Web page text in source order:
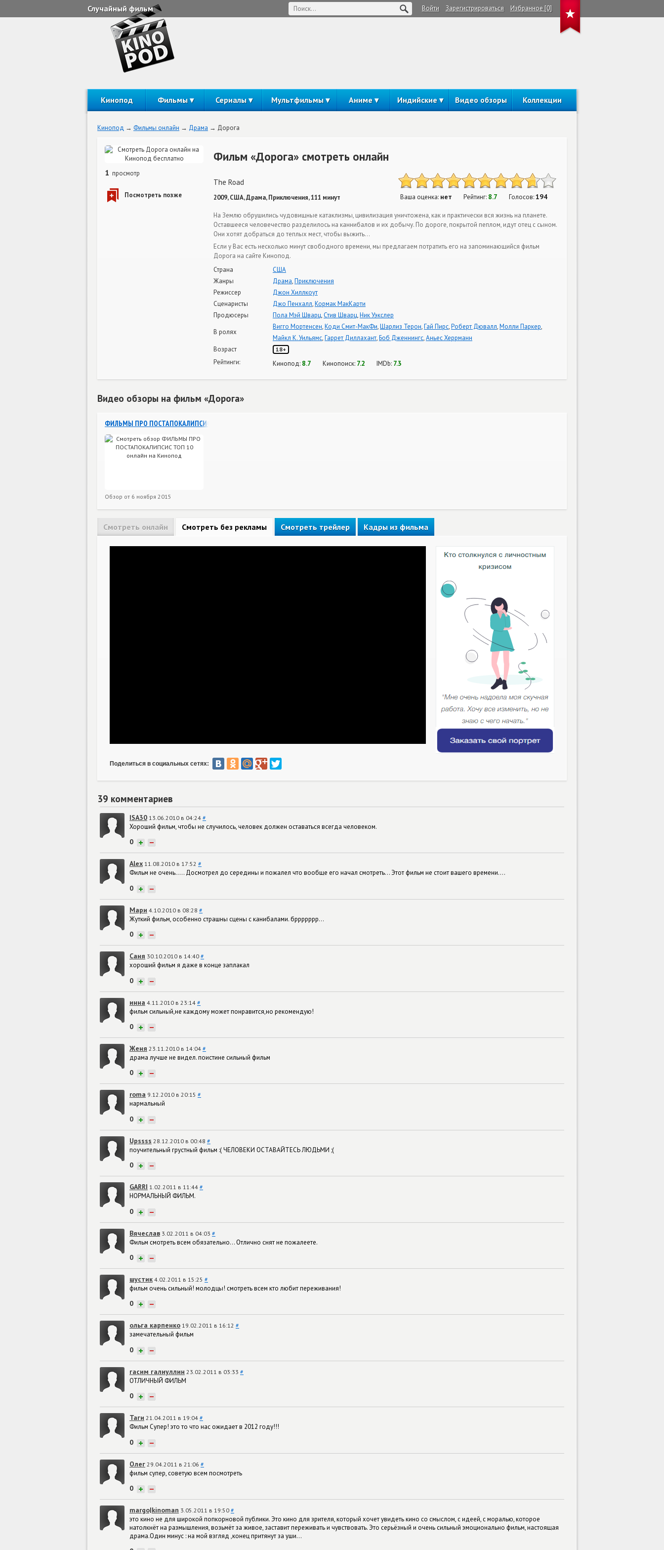
Случайный фильм Войти Зарегистрироваться Избранное [0]
Кинопод Фильмы Сериалы Мультфильмы Аниме Индийские Видео обзоры Коллекции
Кинопод Фильмы онлайн Драма Дорога
1 просмотр
Фильм «Дорога» смотреть онлайн
The Road
2009, США, Драма, Приключения, 111 минут Ваша оценка: нет Рейтинг: 8.7 Голосов:194
На Землю обрушились чудовищные катаклизмы, цивилизация уничтожена, как и практически вся жизнь на планете.
Оставшееся человечество разделилось на каннибалов и их добычу. По дороге, покрытой пеплом, идут отец с сыном.
Они хотят добраться до теплых мест, чтобы выжить…
Если у Вас есть несколько минут свободного времени, мы предлагаем потратить его на запоминающийся фильм
Дорога на сайте Кинопод.
Страна
США
Жанры
Драма,Приключения
Режиссер
Джон Хиллкоут
Сценаристы
Джо Пенхалл,Кормак МакКарти
Продюсеры
Пола Мэй Шварц,Стив Шварц,Ник Уэкслер
В ролях
Вигго Мортенсен,Коди Смит-МакФи,Шарлиз Терон,Гай Пирс,Роберт Дювалл,Молли Паркер,
Майкл К. Уильямс,Гаррет Диллахант,Боб Дженнингс,Аньес Херрманн
Возраст
18+
Рейтинги: Кинопод: 8.7 Кинопоиск: 7.2 IMDb: 7.3
Видео обзоры на фильм «Дорога»
ФИЛЬМЫ ПРО ПОСТАПОКАЛИПСИС ТОП 10
Обзор от 6 ноября 2015
Смотреть онлайн Смотреть без рекламы Смотреть трейлер Кадры из фильма
Поделиться в социальных сетях:
39 комментариев
ISA30 13.06.2010 в 04:24 #
Хороший фильм, чтобы не случилось, человек должен оставаться всегда человеком.
0 + −
Alex 11.08.2010 в 17:52 #
Фильм не очень..... Досмотрел до середины и пожалел что вообще его начал смотреть... Этот фильм не стоит вашего времени....
0 + −
Mари 4.10.2010 в 08:28 #
Жуткий фильм, особенно страшны сцены с канибалами. бррррррр...
0 + −
Саня 30.10.2010 в 14:40 #
хороший фильм я даже в конце заплакал
0 + −
инна 4.11.2010 в 23:14 #
фильм сильный,не каждому может понравится,но рекомендую!
0 + −
Женя 23.11.2010 в 14:04 #
драма лучше не видел. поистине сильный фильм
0 + −
roma 9.12.2010 в 20:15 #
нармальный
0 + −
Upssss 28.12.2010 в 00:48 #
поучительный грустный фильм :( ЧЕЛОВЕКИ ОСТАВАЙТЕСЬ ЛЮДЬМИ ;(
0 + −
GARRI 1.02.2011 в 11:44 #
НОРМАЛЬНЫЙ ФИЛЬМ.
0 + −
Вячеслав 3.02.2011 в 04:03 #
Фильм смотреть всем обязательно... Отлично снят не пожалеете.
0 + −
шустик 4.02.2011 в 15:25 #
фильм очень сильный! молодцы! смотреть всем кто любит переживания!
0 + −
ольга карпенко 19.02.2011 в 16:12 #
замечательный фильм
0 + −
гасим галиуллин 23.02.2011 в 03:33 #
ОТЛИЧНЫЙ ФИЛЬМ
0 + −
Таги 21.04.2011 в 19:04 #
Фильм Супер! это то что нас ожидает в 2012 году!!!
0 + −
Олег 29.04.2011 в 21:06 #
фильм супер, советую всем посмотреть
0 + −
margo|kinoman 3.05.2011 в 19:50 #
это кино не для широкой попкорновой публики. Это кино для зрителя, который хочет увидеть кино со смыслом, с идеей, с моралью, которое
натолкнёт на размышления, возьмёт за живое, заставит переживать и чувствовать. Это серьёзный и очень сильный эмоционально фильм, настоящая
драма.Один минус : на мой взгляд ,конец притянут за уши...